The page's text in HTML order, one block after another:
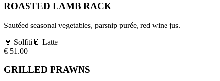
ROASTED LAMB RACK
Sautéed seasonal vegetables, parsnip purée, red wine jus.
🍷 Solfiti 🥛 Latte
€ 51.00
GRILLED PRAWNS